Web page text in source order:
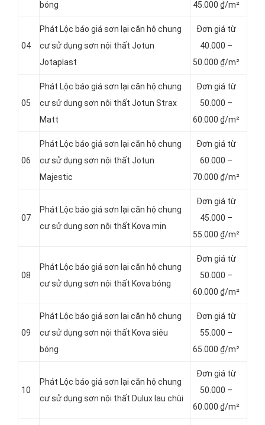
bóng 45.000 ₫/m²
04
Phát Lộc báo giá sơn lại căn hộ chung
cư sử dụng sơn nội thất Jotun
Jotaplast
Đơn giá từ
40.000 –
50.000 ₫/m²
05
Phát Lộc báo giá sơn lại căn hộ chung
cư sử dụng sơn nội thất Jotun Strax
Matt
Đơn giá từ
50.000 –
60.000 ₫/m²
06
Phát Lộc báo giá sơn lại căn hộ chung
cư sử dụng sơn nội thất Jotun
Majestic
Đơn giá từ
60.000 –
70.000 ₫/m²
07
Phát Lộc báo giá sơn lại căn hộ chung
cư sử dụng sơn nội thất Kova mịn
Đơn giá từ
45.000 –
55.000 ₫/m²
08
Phát Lộc báo giá sơn lại căn hộ chung
cư sử dụng sơn nội thất Kova bóng
Đơn giá từ
50.000 –
60.000 ₫/m²
09
Phát Lộc báo giá sơn lại căn hộ chung
cư sử dụng sơn nội thất Kova siêu
bóng
Đơn giá từ
55.000 –
65.000 ₫/m²
10
Phát Lộc báo giá sơn lại căn hộ chung
cư sử dụng sơn nội thất Dulux lau chùi
Đơn giá từ
50.000 –
60.000 ₫/m²